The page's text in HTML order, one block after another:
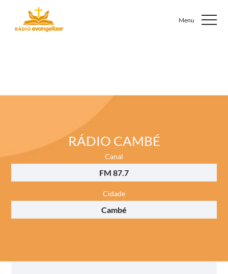
RÁDIO CAMBÉ
Canal
FM 87.7
Cidade
Cambé